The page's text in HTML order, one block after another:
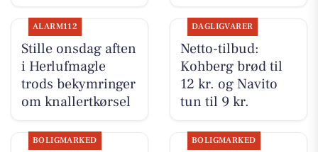
ALARM112
Stille onsdag aften
i Herlufmagle
trods bekymringer
om knallertkørsel
DAGLIGVARER
Netto-tilbud:
Kohberg brød til
12 kr. og Navito
tun til 9 kr.
BOLIGMARKED BOLIGMARKED